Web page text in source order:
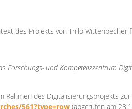
des Projekts von Thilo Wittenbecher
Forschungs- und Kompetenzzentrum
des Digitalisierungsprojekts
561?type=row (abgerufen am